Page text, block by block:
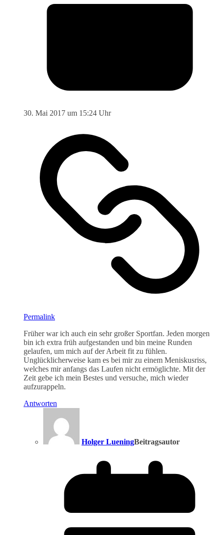
30. Mai 2017 um 15:24 Uhr
Permalink
Früher war ich auch ein sehr großer Sportfan. Jeden morgen
bin ich extra früh aufgestanden und bin meine Runden
gelaufen, um mich auf der Arbeit fit zu fühlen.
Unglücklicherweise kam es bei mir zu einem Meniskusriss,
welches mir anfangs das Laufen nicht ermöglichte. Mit der
Zeit gebe ich mein Bestes und versuche, mich wieder
aufzurappeln.
Antworten
Holger LueningBeitragsautor